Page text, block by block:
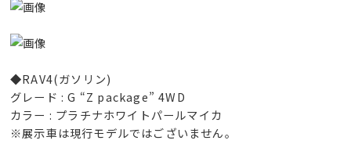
◆RAV4(ガソリン)
グレード : G “Z package” 4WD
カラー : プラチナホワイトパールマイカ
※展示車は現行モデルではございません。